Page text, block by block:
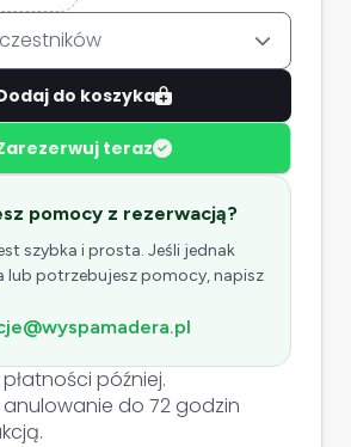
do koszyka
teraz
pomocy z rezerwacją?
szybka i prosta. Jeśli jednak
lub potrzebujesz pomocy, napisz
później.
anulowanie do 72 godzin